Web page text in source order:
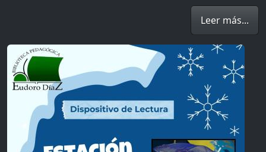
Leer más...